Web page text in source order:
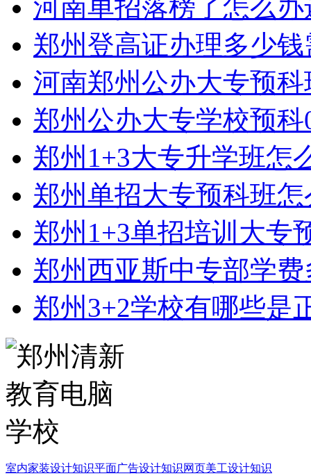
河南单招落榜了怎么
郑州登高证办理多少
河南郑州公办大专预
郑州公办大专学校预
郑州1+3大专升学班怎
郑州单招大专预科班
郑州1+3单招培训大专
郑州西亚斯中专部学
郑州3+2学校有哪些是
室内家装设计知识平面广告设计知识网页美工设计知识